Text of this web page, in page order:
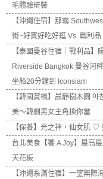
毛體驗琉裝
【沖繩住宿】那霸
街~好買好吃好逛 Vs. 戰利品
【泰國曼谷住宿｜戰利品】
Riverside Bangkok 曼谷河
坐船20分鐘到 Iconsiam
【韓國賞楓】晨靜樹木園
美～韓劇男女主角換你當
【保養】光之神，仙女肌
台北美食【饗 A Joy】最高
天花板
【沖繩糸滿住宿】一望無際